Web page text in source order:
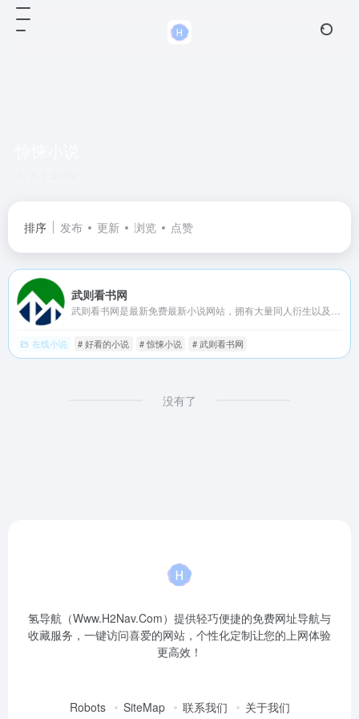
排序 发布 更新 浏览 点赞
武则看书网
在线小说 # 好看的小说 # 惊悚小说 # 武则看书网
没有了
氢导航（Www.H2Nav.Com）提供轻巧便捷的免费网址导航与
收藏服务，一键访问喜爱的网站，个性化定制让您的上网体验
更高效！
Robots SiteMap 联系我们 关于我们